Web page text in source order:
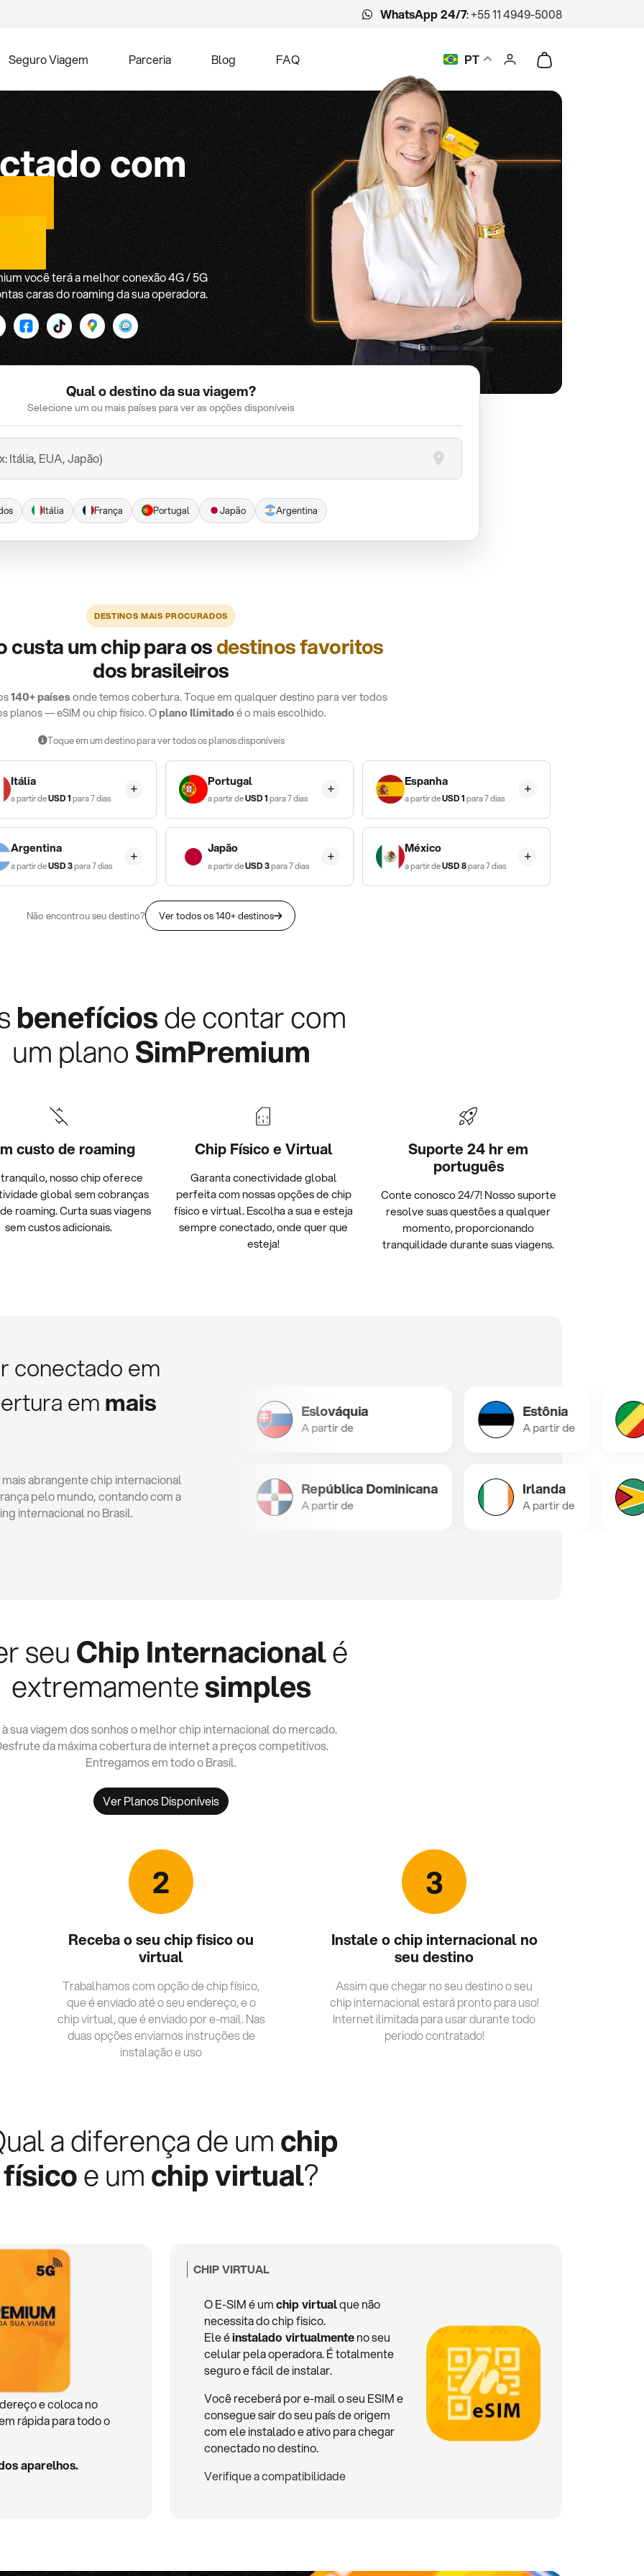
WhatsApp 24/7:+55 11 4949-5008
Seguro Viagem Parceria Blog FAQ PT
com
você terá a melhor conexão 4G / 5G
caras do roaming da sua operadora.
Qual o destino da sua viagem?
Selecione um ou mais países para ver as opções disponíveis
Itália França Portugal Japão Argentina
DESTINOS MAIS PROCURADOS
custa um chip para osdestinos favoritos
dos brasileiros
140+ paísesonde temos cobertura. Toque em qualquer destino para ver todos
planos — eSIM ou chip físico. Oplano Ilimitadoé o mais escolhido.
Toque em um destino para ver todos os planos disponíveis
Itália
a partir deUSD1para 7 dias
Portugal
a partir deUSD1para 7 dias
Espanha
a partir deUSD1para 7 dias
Argentina
a partir deUSD3para 7 dias
Japão
a partir deUSD3para 7 dias
México
a partir deUSD8para 7 dias
Não encontrou seu destino? Ver todos os 140+ destinos
benefíciosde contar com
um planoSimPremium
custo de roaming
nosso chip oferece
global sem cobranças
roaming. Curta suas viagens
sem custos adicionais.
Chip Físico e Virtual
Garanta conectividade global
perfeita com nossas opções de chip
físico e virtual. Escolha a sua e esteja
sempre conectado, onde quer que
esteja!
Suporte 24 hr em
português
Conte conosco 24/7! Nosso suporte
resolve suas questões a qualquer
momento, proporcionando
tranquilidade durante suas viagens.
conectado em
emmais
abrangente chip internacional
pelo mundo, contando com a
internacional no Brasil.
Nova Zelândia
Granada
A partir de
Eslováquia
A partir de
República Dominicana
A partir de
Estônia
A partir de
Irlanda
A partir de
A
A
seuChip Internacionalé
extremamentesimples
à sua viagem dos sonhos o melhor chip internacional do mercado.
da máxima cobertura de internet a preços competitivos.
Entregamos em todo o Brasil.
Ver Planos Disponíveis
2
Receba o seu chip fisico ou
virtual
Trabalhamos com opção de chip físico,
que é enviado até o seu endereço, e o
chip virtual, que é enviado por e-mail. Nas
duas opções enviamos instruções de
instalação e uso
3
Instale o chip internacional no
seu destino
Assim que chegar no seu destino o seu
chip internacional estará pronto para uso!
Internet ilimitada para usar durante todo
periodo contratado!
a diferença de umchip
físicoe umchip virtual?
e coloca no
rápida para todo o
aparelhos.
CHIP VIRTUAL
O E-SIM é umchip virtualque não
necessita do chip fisico.
Ele éinstalado virtualmenteno seu
celular pela operadora. É totalmente
seguro e fácil de instalar.
Você receberá por e-mail o seu ESIM e
consegue sair do seu país de origem
com ele instalado e ativo para chegar
conectado no destino.
Verifique a compatibilidade